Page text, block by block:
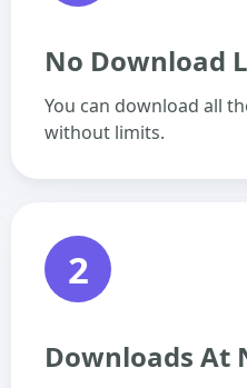
No Download
You can download all
without limits.
2
Downloads At